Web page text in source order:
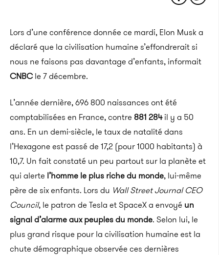
Lors d’une conférence donnée ce mardi, Elon Muska
déclaré que la civilisation humaine s’effondrerait si
nous ne faisons pas davantage d’enfants, informait
CNBC le 7 décembre.
L’année dernière, 696 800 naissances ont été
comptabilisées en France, contre 881 284il y a 50
ans. En un demi-siècle, le taux de natalité dans
l’Hexagone est passé de 17,2 (pour 1000 habitants) à
10,7. Un fait constaté un peu partout sur la planète et
qui alerte l’homme le plus riche du monde, lui-même
père de six enfants. Lors du Wall Street Journal CEO
Council, le patron de Tesla et SpaceX a envoyé un
signal d’alarme aux peuples du monde. Selon lui, le
plus grand risque pour la civilisation humaine est la
chute démographique observée ces dernières